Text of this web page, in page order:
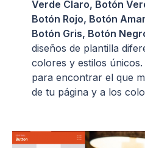
Verde Claro, Botón
Botón Rojo, Botón
Botón Gris, Botón
diseños de plantilla
colores y estilos
para encontrar el que
de tu página y a los